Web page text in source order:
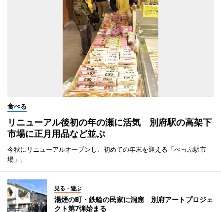
食べる
リニューアル後初の年の瀬に活気 別府駅の高架下
市場に正月用品など並ぶ
今秋にリニューアルオープンし、初めての年末を迎える「べっぷ駅市
場」。
見る・遊ぶ
湯煙の町・鉄輪の民家に洞窟 別府アートプロジェ
クト第7弾始まる